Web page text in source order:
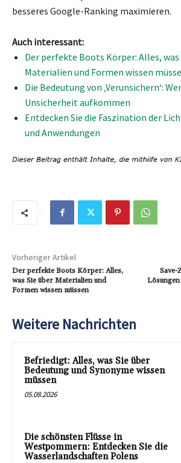
besseres Google-Ranking maximieren.
Auch interessant:
Der perfekte Boots Körper: Alles, was
Materialien und Formen wissen
Die Bedeutung von ‚Verunsichern‘:
Unsicherheit aufkommen
Entdecken Sie die Faszination der
und Anwendungen
Vorheriger Artikel
Der perfekte Boots Körper: Alles,
was Sie über Materialien und
Formen wissen müssen
Save-
Weitere Nachrichten
Befriedigt: Alles, was Sie über
Bedeutung und Synonyme wissen
müssen
05.08.2026
Die schönsten Flüsse in
Westpommern: Entdecken Sie die
Wasserlandschaften Polens